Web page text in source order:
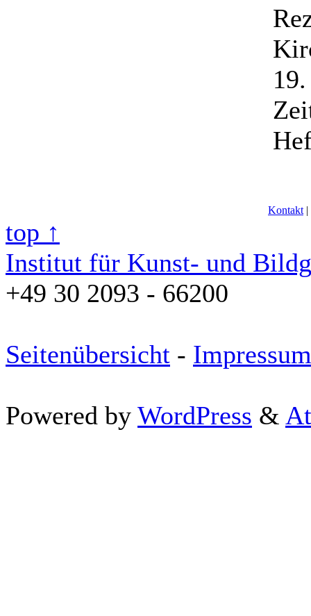
Kontakt |
top ↑
Institut für Kunst- und
+49 30 2093 - 66200
Seitenübersicht - Impressum
Powered by WordPress &